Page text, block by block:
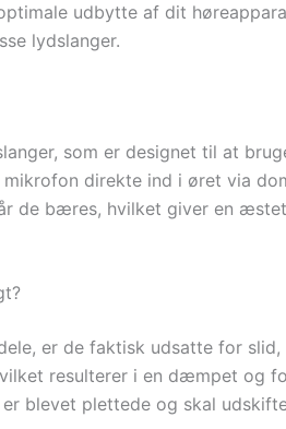
udbytte af dit
lydslanger.
som er designet til at
direkte ind i øret via
de bæres, hvilket giver en
er de faktisk udsatte for
resulterer i en dæmpet og
blevet plettede og skal